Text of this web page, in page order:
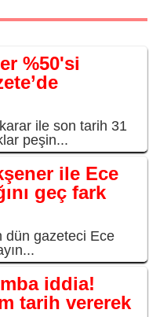
%50'si
ile son tarih 31
peşin...
ile Ece
geç fark
dün gazeteci Ece
iddia!
tarih vererek